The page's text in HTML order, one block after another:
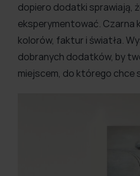
dopiero dodatki sprawiają,
eksperymentować. Czarna
kolorów, faktur i światła.
dobranych dodatków, by
miejscem, do którego chce